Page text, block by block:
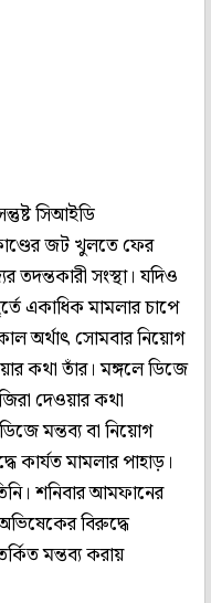
সিআইডি
জট খুলতে ফের
সংস্থা। যদিও
একাধিক মামলার চাপে
অর্থাৎ সোমবার নিয়োগ
কথা তাঁর। মঙ্গলে ডিজে
দেওয়ার কথা
মন্তব্য বা নিয়োগ
কার্যত মামলার পাহাড়।
শনিবার আমফানের
বিরুদ্ধে
মন্তব্য করায়